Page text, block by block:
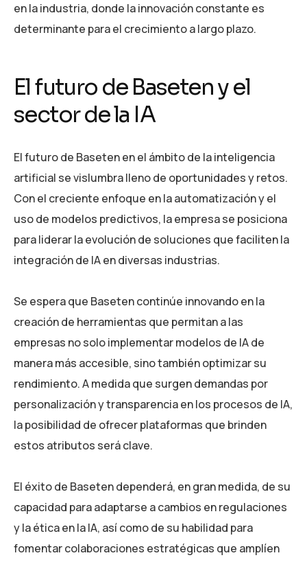
en la industria, donde la innovación constante es
determinante para el crecimiento a largo plazo.
El futuro de Baseten y el
sector de la IA
El futuro de Baseten en el ámbito de la inteligencia
artificial se vislumbra lleno de oportunidades y retos.
Con el creciente enfoque en la automatización y el
uso de modelos predictivos, la empresa se posiciona
para liderar la evolución de soluciones que faciliten la
integración de IA en diversas industrias.
Se espera que Baseten continúe innovando en la
creación de herramientas que permitan a las
empresas no solo implementar modelos de IA de
manera más accesible, sino también optimizar su
rendimiento. A medida que surgen demandas por
personalización y transparencia en los procesos de IA,
la posibilidad de ofrecer plataformas que brinden
estos atributos será clave.
El éxito de Baseten dependerá, en gran medida, de su
capacidad para adaptarse a cambios en regulaciones
y la ética en la IA, así como de su habilidad para
fomentar colaboraciones estratégicas que amplíen